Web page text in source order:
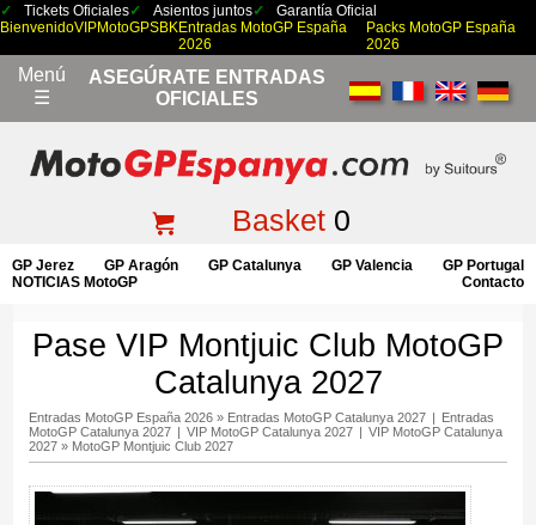
Tickets Oficiales Asientos juntos
Garantía Oficial
BienvenidoVIPMotoGPSBKEntradas MotoGP España
2026
Packs MotoGP España
2026
Menú
☰
ASEGÚRATE ENTRADAS
OFICIALES
Basket0
GP Jerez GP Aragón GP Catalunya GP Valencia
GP Portugal
NOTICIAS MotoGP
Contacto
Pase VIP Montjuic Club MotoGP
Catalunya 2027
Entradas MotoGP España 2026» Entradas MotoGP Catalunya 2027 | Entradas
MotoGP Catalunya 2027 | VIP MotoGP Catalunya 2027 | VIP MotoGP Catalunya
2027» MotoGP Montjuic Club 2027